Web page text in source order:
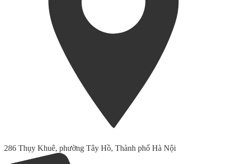
286 Thụy Khuê, phường Tây Hồ, Thành phố Hà Nội